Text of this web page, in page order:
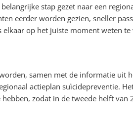
stap gezet naar een
eerder worden gezien, sneller
op het juiste moment weten te
samen met de informatie uit
actieplan suïcidepreventie.
zodat in de tweede helft van